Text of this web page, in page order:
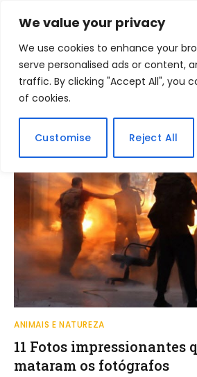
We value your privacy
We use cookies to enhance your
serve personalised ads or content,
traffic. By clicking "Accept All", you
of cookies.
Customise Reject All
Home » Posts Tagged "impressionante"
BROWSING:
ANIMAIS E NATUREZA
11 Fotos impressionantes
mataram os fotógrafos